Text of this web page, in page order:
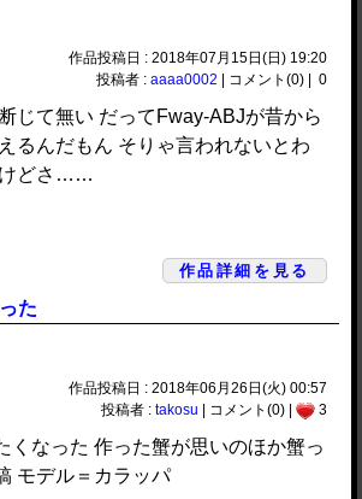
作品投稿日 : 2018年07月15日(日) 19:20
投稿者 :aaaa0002 | コメント(0) | 0
じて無い だってFway-ABJが昔から
るんだもん そりゃ言われないとわ
けどさ……
作品詳細を見る
た
作品投稿日 : 2018年06月26日(火) 00:57
投稿者 :takosu | コメント(0) | 3
くなった 作った蟹が思いのほか蟹っ
モデル＝カラッパ